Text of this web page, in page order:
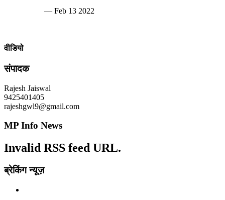
— Feb 13 2022
वीडियो
संपादक
Rajesh Jaiswal
9425401405
rajeshgwl9@gmail.com
MP Info News
Invalid RSS feed URL.
ब्रेकिंग न्यूज़